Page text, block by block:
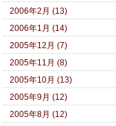
2006年2月 (13)
2006年1月 (14)
2005年12月 (7)
2005年11月 (8)
2005年10月 (13)
2005年9月 (12)
2005年8月 (12)